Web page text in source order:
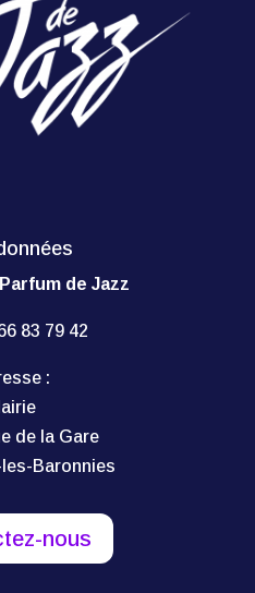
de Jazz
83 79 42
:
de la Gare
Baronnies
nous